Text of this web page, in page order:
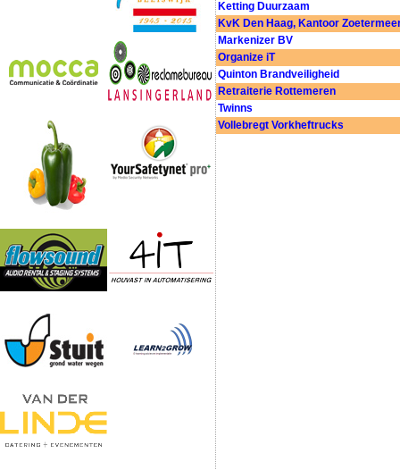
Ketting Duurzaam
KvK Den Haag, Kantoor
Markenizer BV
Organize iT
Quinton Brandveiligheid
Retraiterie Rottemeren
Twinns
Vollebregt Vorkheftrucks